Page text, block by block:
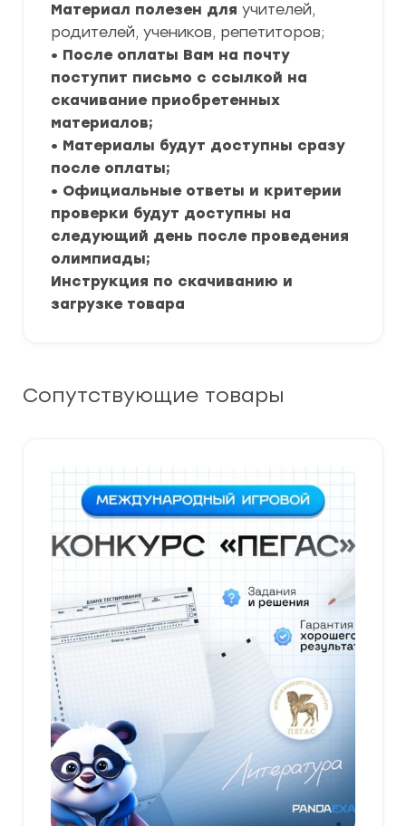
Материал полезен для учителей,
родителей, учеников, репетиторов;
• После оплаты Вам на почту
поступит письмо с ссылкой на
скачивание приобретенных
материалов;
• Материалы будут доступны сразу
после оплаты;
• Официальные ответы и критерии
проверки будут доступны на
следующий день после проведения
олимпиады;
Инструкция по скачиванию и
загрузке товара
Сопутствующие товары